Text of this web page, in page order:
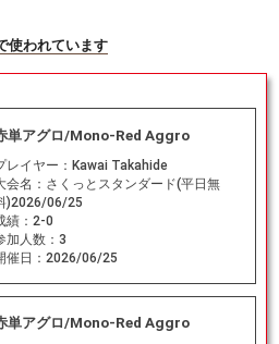
使われています
単アグロ/Mono-Red Aggro
レイヤー： Kawai Takahide
会名： さくっとスタンダード(平日無
)2026/06/25
績： 2-0
加人数： 3
催日： 2026/06/25
単アグロ/Mono-Red Aggro